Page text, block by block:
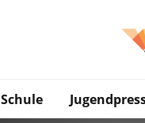
Schule